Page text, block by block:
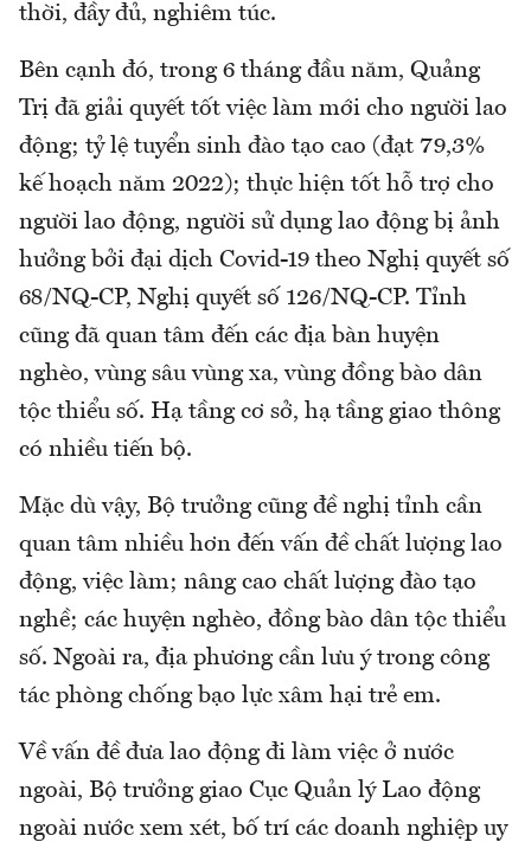
thời, đầy đủ, nghiêm túc.
Bên cạnh đó, trong 6 tháng đầu năm, Quảng
Trị đã giải quyết tốt việc làm mới cho người lao
động; tỷ lệ tuyển sinh đào tạo cao (đạt 79,3%
kế hoạch năm 2022); thực hiện tốt hỗ trợ cho
người lao động, người sử dụng lao động bị ảnh
hưởng bởi đại dịch Covid-19 theo Nghị quyết số
68/NQ-CP, Nghị quyết số 126/NQ-CP. Tỉnh
cũng đã quan tâm đến các địa bàn huyện
nghèo, vùng sâu vùng xa, vùng đồng bào dân
tộc thiểu số. Hạ tầng cơ sở, hạ tầng giao thông
có nhiều tiến bộ.
Mặc dù vậy, Bộ trưởng cũng đề nghị tỉnh cần
quan tâm nhiều hơn đến vấn đề chất lượng lao
động, việc làm; nâng cao chất lượng đào tạo
nghề; các huyện nghèo, đồng bào dân tộc thiểu
số. Ngoài ra, địa phương cần lưu ý trong công
tác phòng chống bạo lực xâm hại trẻ em.
Về vấn đề đưa lao động đi làm việc ở nước
ngoài, Bộ trưởng giao Cục Quản lý Lao động
ngoài nước xem xét, bố trí các doanh nghiệp uy